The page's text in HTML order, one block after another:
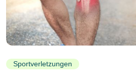
Sportverletzungen